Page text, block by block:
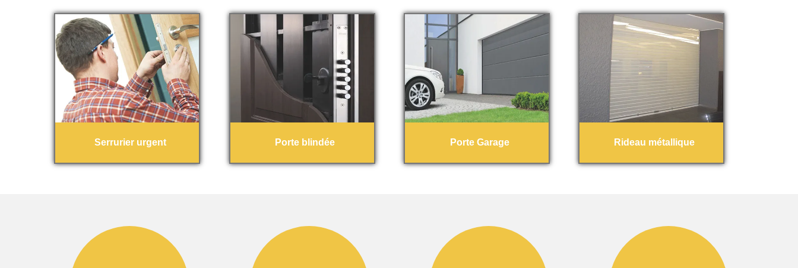
Serrurier urgent Porte blindée Porte Garage Rideau métallique